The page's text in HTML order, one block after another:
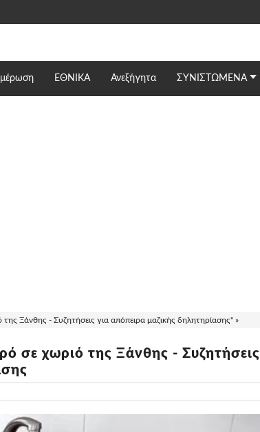
ΕΘΝΙΚΆ Ανεξήγητα ΣΥΝΙΣΤΩΜΕΝΑ
Ξάνθης - Συζητήσεις για απόπειρα μαζικής δηλητηρίασης" »
σε χωριό της Ξάνθης - Συζητήσεις